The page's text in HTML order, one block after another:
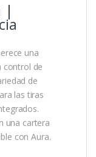
|
una
control de
de
las tiras
una cartera
con Aura.